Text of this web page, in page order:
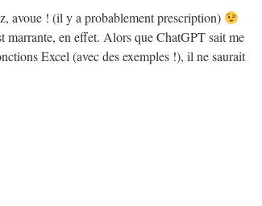
avoue ! (il y a probablement prescription)
marrante, en effet. Alors que ChatGPT sait me
Excel (avec des exemples !), il ne saurait